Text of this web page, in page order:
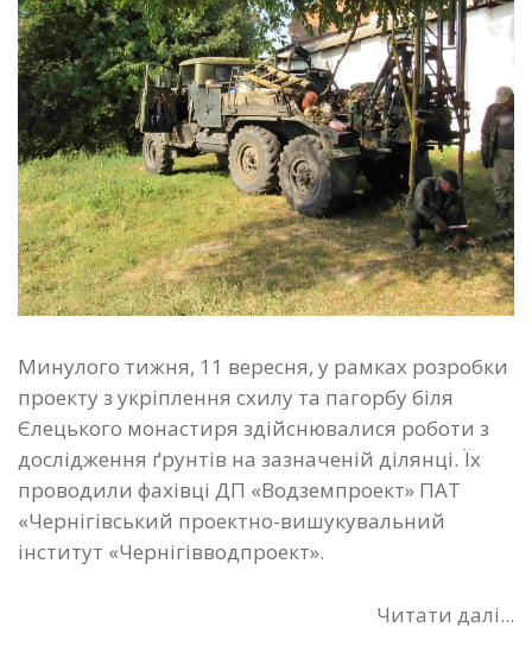
Минулого тижня, 11 вересня, у рамках розробки
проекту з укріплення схилу та пагорбу біля
Єлецького монастиря здійснювалися роботи з
дослідження ґрунтів на зазначеній ділянці. Їх
проводили фахівці ДП «Водземпроект» ПАТ
«Чернігівський проектно-вишукувальний
інститут «Чернігівводпроект».
Читати далі...